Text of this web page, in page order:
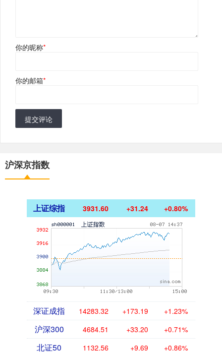
你的昵称*
你的邮箱*
提交评论
沪深京指数
上证综指 3931.60 +31.24 +0.80%
深证成指 14283.32 +173.19 +1.23%
沪深300 4684.51 +33.20 +0.71%
北证50 1132.56 +9.69 +0.86%